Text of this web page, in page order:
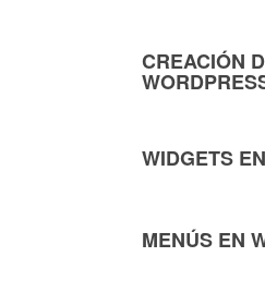
CREACIÓN
WIDGETS
MENÚS EN